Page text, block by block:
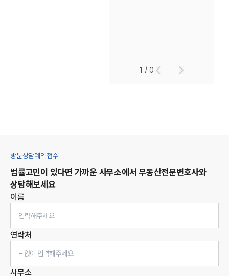
1 /0
방문상담예약접수
법률고민이 있다면 가까운 사무소에서 부동산전문변호사와
상담해보세요
이름
연락처
사무소